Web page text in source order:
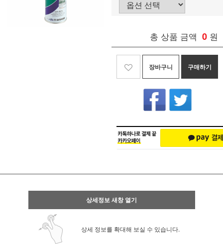
총 상품 금액 0 원
장바구니 구매하기
상세정보 새창 열기
상세 정보를 확대해 보실 수 있습니다.